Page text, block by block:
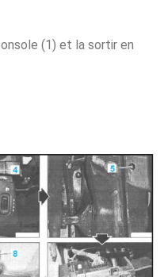
(1) et la sortir en